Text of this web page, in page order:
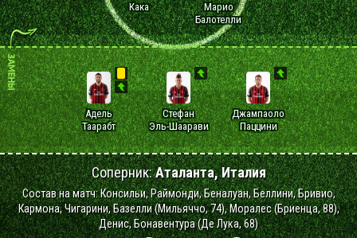
Кака
Марио
Балотелли
Адель
Таарабт
Стефан
Эль-Шаарави
Джампаоло
Паццини
Соперник:Аталанта, Италия
Состав на матч: Консильи, Раймонди, Беналуан, Беллини, Бривио,
Кармона, Чигарини, Базелли (Мильяччо, 74), Моралес (Бриенца, 88),
Денис, Бонавентура (Де Лука, 68)